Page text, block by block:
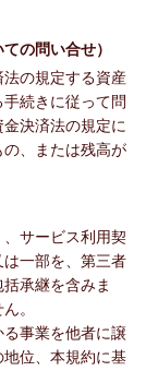
の問い合せ）
の規定する資産
続きに従って問
決済法の規定に
、または残高が
サービス利用契
一部を、第三者
承継を含みま
。
事業を他者に譲
位、本規約に基